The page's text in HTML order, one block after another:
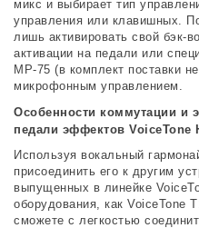
микс и выбирает тип
управления или клавишных.
лишь активировать свой бэк-
активации на педали или
MP-75 (в комплект поставки
микрофонным управлением.
Особенности коммутации и
педали эффектов VoiceTone
Используя вокальный
присоединить его к другим
выпущенных в линейке
оборудования, как
сможете с легкостью